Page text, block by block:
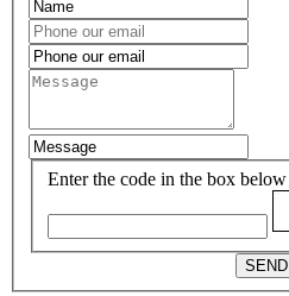
Enter the code in the box below
SEND